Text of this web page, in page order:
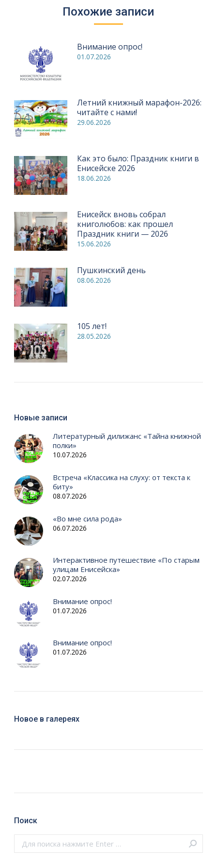
Похожие записи
Внимание опрос!
01.07.2026
Летний книжный марафон-2026:
читайте с нами!
29.06.2026
Как это было: Праздник книги в
Енисейске 2026
18.06.2026
Енисейск вновь собрал
книголюбов: как прошел
Праздник книги — 2026
15.06.2026
Пушкинский день
08.06.2026
105 лет!
28.05.2026
Новые записи
Литературный дилижанс «Тайна книжной
полки»
10.07.2026
Встреча «Классика на слуху: от текста к
биту»
08.07.2026
«Во мне сила рода»
06.07.2026
Интерактивное путешествие «По старым
улицам Енисейска»
02.07.2026
Внимание опрос!
01.07.2026
Внимание опрос!
01.07.2026
Новое в галереях
Поиск